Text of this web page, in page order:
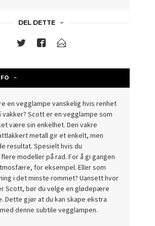
DEL DETTE
en vegglampe vanskelig hvis renhet
Scott er en vegglampe som
være sin enkelhet. Den vakre
metall gir et enkelt, men
resultat. Spesielt hvis du
modeller på rad. For å gi gangen
for eksempel. Eller som
i det minste rommet? Uansett hvor
Scott, bør du velge en glødepære
Dette gjør at du kan skape ekstra
denne subtile vegglampen.